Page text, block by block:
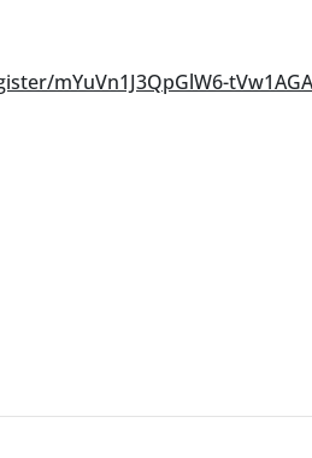
mYuVn1J3QpGlW6-tVw1AGA